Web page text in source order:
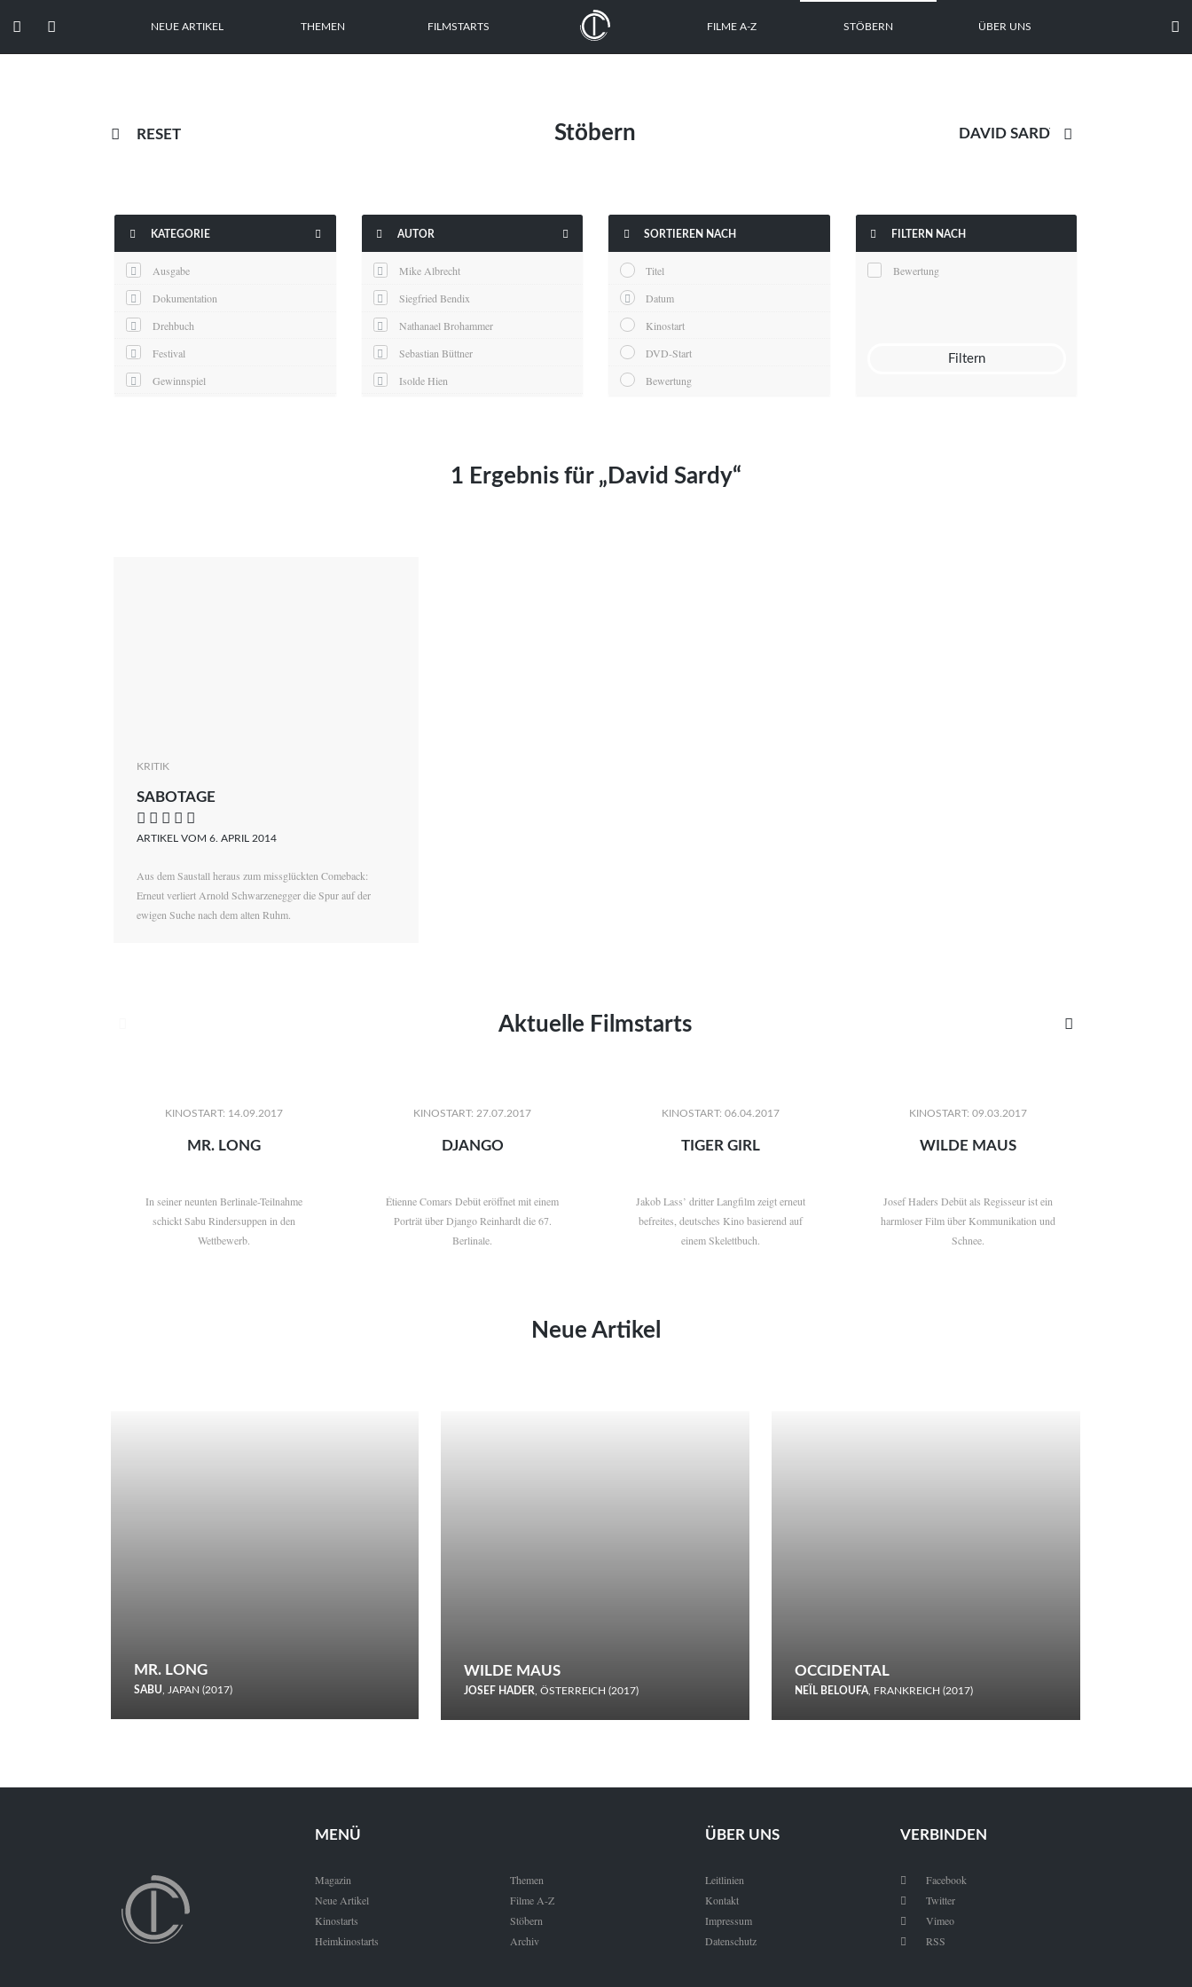
  NEUE ARTIKEL THEMEN FILMSTARTS FILME A-Z STÖBERN ÜBER UNS 
 RESET Stöbern 
 KATEGORIE 
Ausgabe
Dokumentation
Drehbuch
Festival
Gewinnspiel
 AUTOR 
Mike Albrecht
Siegfried Bendix
Nathanael Brohammer
Sebastian Büttner
Isolde Hien
 SORTIEREN NACH
Titel
Datum
Kinostart
DVD-Start
Bewertung
 FILTERN NACH
Bewertung
Filtern
1 Ergebnis für „David Sardy“
KRITIK
SABOTAGE
    
ARTIKEL VOM 6. APRIL 2014
Aus dem Saustall heraus zum missglückten Comeback:
Erneut verliert Arnold Schwarzenegger die Spur auf der
ewigen Suche nach dem alten Ruhm.
Aktuelle Filmstarts 
KINOSTART: 14.09.2017
MR. LONG
In seiner neunten Berlinale-Teilnahme
schickt Sabu Rindersuppen in den
Wettbewerb.
KINOSTART: 27.07.2017
DJANGO
Étienne Comars Debüt eröffnet mit einem
Porträt über Django Reinhardt die 67.
Berlinale.
KINOSTART: 06.04.2017
TIGER GIRL
Jakob Lass’ dritter Langfilm zeigt erneut
befreites, deutsches Kino basierend auf
einem Skelettbuch.
KINOSTART: 09.03.2017
WILDE MAUS
Josef Haders Debüt als Regisseur ist ein
harmloser Film über Kommunikation und
Schnee.
Neue Artikel
MR. LONG
SABU, JAPAN (2017)
den Wettbewerb.
WILDE MAUS
JOSEF HADER, ÖSTERREICH (2017)
Schnee.
OCCIDENTAL
NEÏL BELOUFA, FRANKREICH (2017)
MENÜ
Magazin
Neue Artikel
Kinostarts
Heimkinostarts
Themen
Filme A-Z
Stöbern
Archiv
ÜBER UNS
Leitlinien
Kontakt
Impressum
Datenschutz
VERBINDEN
 Facebook
 Twitter
 Vimeo
 RSS